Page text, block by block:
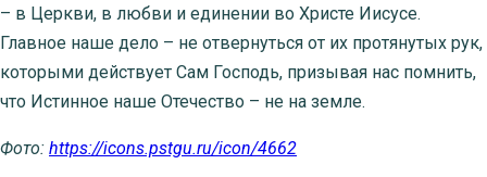
– в Церкви, в любви и единении во Христе Иисусе.
Главное наше дело – не отвернуться от их протянутых рук,
которыми действует Сам Господь, призывая нас помнить,
что Истинное наше Отечество – не на земле.
Фото: https://icons.pstgu.ru/icon/4662